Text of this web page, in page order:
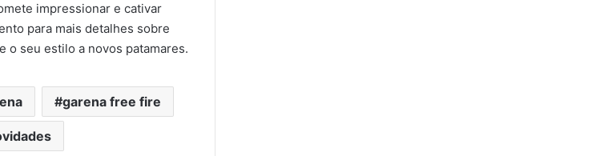
impressionar e cativar
para mais detalhes sobre
o seu estilo a novos patamares.
garena free fire